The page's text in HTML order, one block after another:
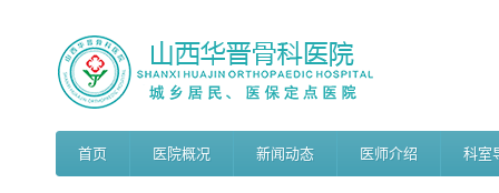
首页 医院概况 新闻动态 医师介绍 科室